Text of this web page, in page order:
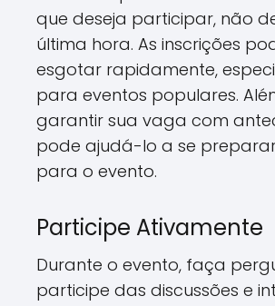
que deseja participar, não
última hora. As inscrições
esgotar rapidamente,
para eventos populares.
garantir sua vaga com
pode ajudá-lo a se
para o evento.
Participe Ativamente
Durante o evento, faça
participe das discussões e